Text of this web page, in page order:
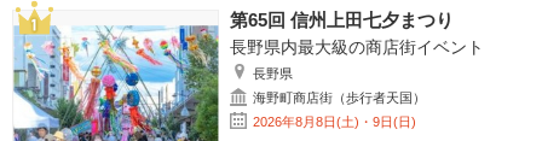
第65回 信州上田七夕まつり
長野県内最大級の商店街イベント
長野県
海野町商店街（歩行者天国）
2026年8月8日(土)・9日(日)